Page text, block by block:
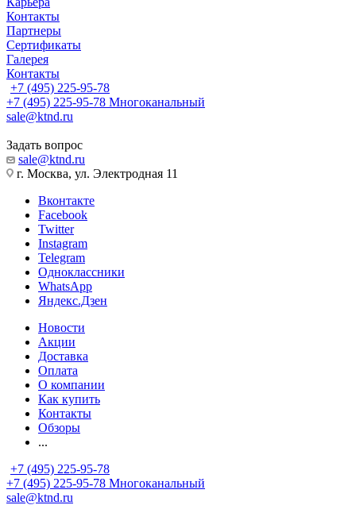
Контакты
Партнеры
Сертификаты
Галерея
Контакты
+7 (495) 225-95-78
+7 (495) 225-95-78 Многоканальный
sale@ktnd.ru
Задать вопрос
sale@ktnd.ru
г. Москва, ул. Электродная 11
Вконтакте
Facebook
Twitter
Instagram
Telegram
Одноклассники
WhatsApp
Яндекс.Дзен
Новости
Акции
Доставка
Оплата
О компании
Как купить
Контакты
Обзоры
...
+7 (495) 225-95-78
+7 (495) 225-95-78 Многоканальный
sale@ktnd.ru